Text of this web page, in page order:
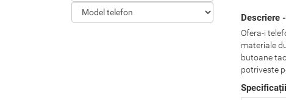
Descriere
Ofera-i
materiale
butoane
potriveste